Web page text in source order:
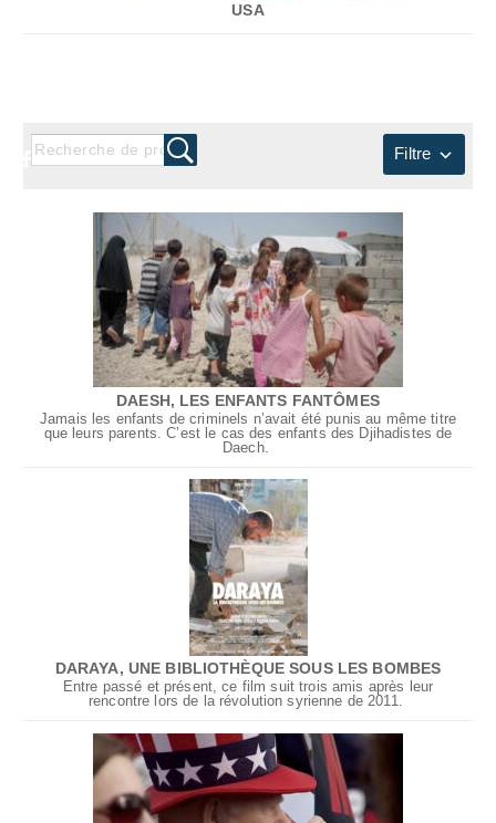
USA
Filtre
DAESH, LES ENFANTS FANTÔMES
Jamais les enfants de criminels n’avait été punis au même titre
que leurs parents. C’est le cas des enfants des Djihadistes de
Daech.
DARAYA, UNE BIBLIOTHÈQUE SOUS LES BOMBES
Entre passé et présent, ce film suit trois amis après leur
rencontre lors de la révolution syrienne de 2011.